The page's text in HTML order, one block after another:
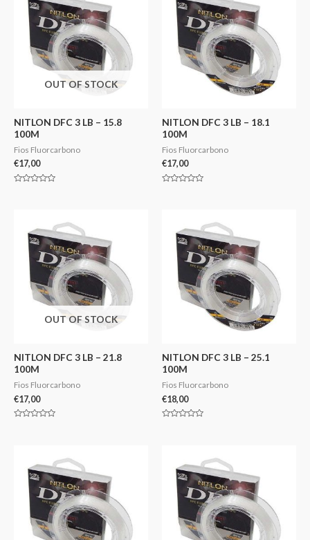
OUT OF STOCK
NITLON DFC 3 LB – 15.8
100M
Fios Fluorcarbono
€17,00
NITLON DFC 3 LB – 18.1
100M
Fios Fluorcarbono
€17,00
OUT OF STOCK
NITLON DFC 3 LB – 21.8
100M
Fios Fluorcarbono
€17,00
NITLON DFC 3 LB – 25.1
100M
Fios Fluorcarbono
€18,00